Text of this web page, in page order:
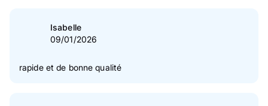
Isabelle
09/01/2026
rapide et de bonne qualité